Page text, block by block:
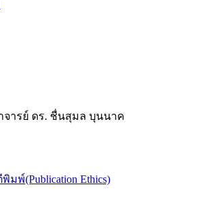
จารย์ ดร. ชื่นสุมล บุนนาค
มพ์(Publication Ethics)